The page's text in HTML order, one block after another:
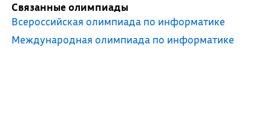
Связанные олимпиады
Всероссийская олимпиада по информатике
Международная олимпиада по информатике